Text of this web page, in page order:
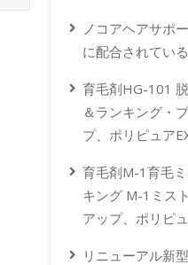
ノコアヘアサポ
に配合されてい
育毛剤HG-101
＆ランキング・
プ、ポリピュア
育毛剤M-1育毛
キング M-1ミス
アップ、ポリピ
リニューアル新